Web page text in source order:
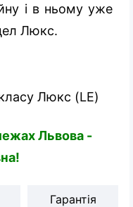
і в ньому уже
Люкс.
Люкс (LE)
Львова -
Гарантія